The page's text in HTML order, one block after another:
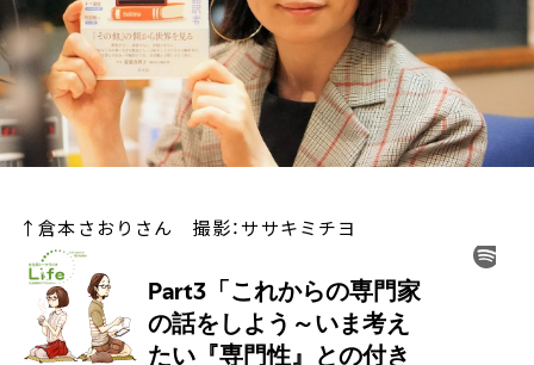
↑倉本さおりさん 撮影：ササキミチヨ